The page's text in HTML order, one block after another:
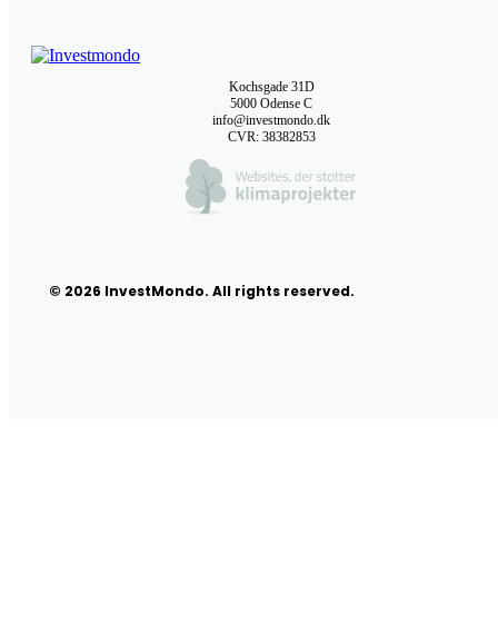
Kochsgade 31D
5000 Odense C
info@investmondo.dk
CVR: 38382853
© 2026 InvestMondo. All rights reserved.